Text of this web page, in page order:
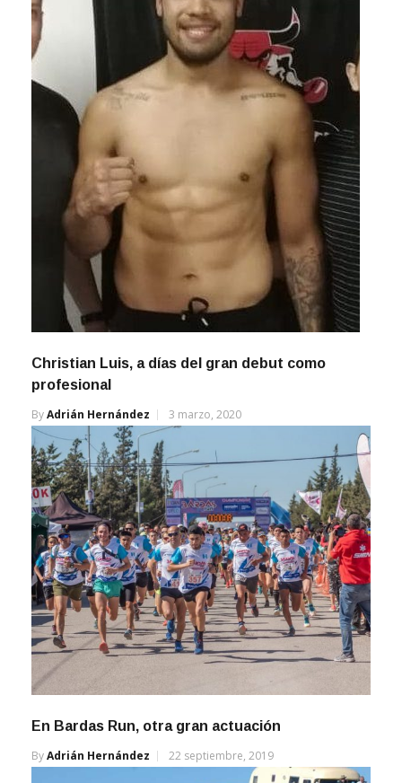
Christian Luis, a días del gran debut como
profesional
ByAdrián Hernández 3 marzo, 2020
En Bardas Run, otra gran actuación
ByAdrián Hernández 22 septiembre, 2019